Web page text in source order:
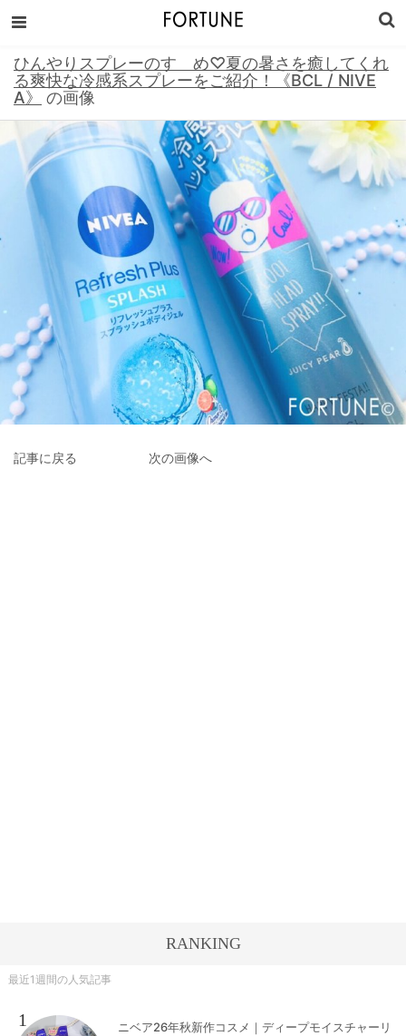
ひんやりスプレーのすゝめ♡夏の暑さを癒してくれ
る爽快な冷感系スプレーをご紹介！《BCL / NIVE
A》
の画像
記事に戻る 次の画像へ
RANKING
最近1週間の人気記事
1
ニベア26年秋新作コスメ｜ディープモイスチャーリ